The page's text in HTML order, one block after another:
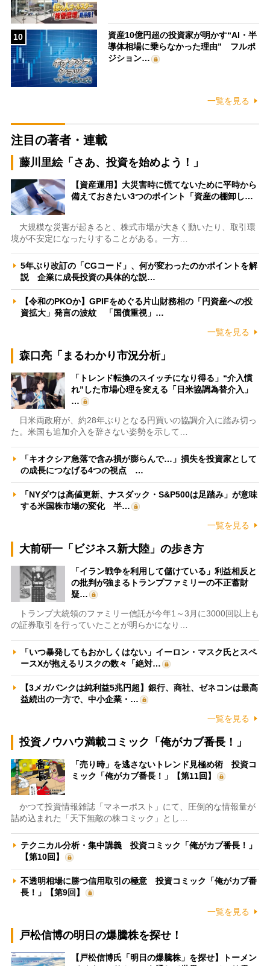
10
資産10億円超の投資家が明かす“AI・半
導体相場に乗らなかった理由” フルポ
ジション…
一覧を見る
注目の著者・連載
藤川里絵「さあ、投資を始めよう！」
【資産運用】大災害時に慌てないために平時から
備えておきたい3つのポイント「資産の棚卸し…
大規模な災害が起きると、株式市場が大きく動いたり、取引環
境が不安定になったりすることがある。一方…
5年ぶり改訂の「CGコード」、何が変わったのかポイントを解
説 企業に成長投資の具体的な説…
【令和のPKOか】GPIFをめぐる片山財務相の「円資産への投
資拡大」発言の波紋 「国債重視」…
一覧を見る
森口亮「まるわかり市況分析」
「トレンド転換のスイッチになり得る」“介入慣
れ”した市場心理を変える「日米協調為替介入」
…
日米両政府が、約28年ぶりとなる円買いの協調介入に踏み切っ
た。米国も追加介入を辞さない姿勢を示して…
「キオクシア急落で含み損が膨らんで…」損失を投資家として
の成長につなげる4つの視点 …
「NYダウは高値更新、ナスダック・S&P500は足踏み」が意味
する米国株市場の変化 半…
一覧を見る
大前研一「ビジネス新大陸」の歩き方
「イラン戦争を利用して儲けている」利益相反と
の批判が強まるトランプファミリーの不正蓄財
疑…
トランプ大統領のファミリー信託が今年1～3月に3000回以上も
の証券取引を行っていたことが明らかになり…
「いつ暴発してもおかしくはない」イーロン・マスク氏とスペ
ースXが抱えるリスクの数々「絶対…
【3メガバンクは純利益5兆円超】銀行、商社、ゼネコンは最高
益続出の一方で、中小企業・…
一覧を見る
投資ノウハウ満載コミック「俺がカブ番長！」
「売り時」を逃さないトレンド見極め術 投資コ
ミック「俺がカブ番長！」【第11回】
かつて投資情報雑誌「マネーポスト」にて、圧倒的な情報量が
詰め込まれた「天下無敵の株コミック」とし…
テクニカル分析・集中講義 投資コミック「俺がカブ番長！」
【第10回】
不透明相場に勝つ信用取引の極意 投資コミック「俺がカブ番
長！」【第9回】
一覧を見る
戸松信博の明日の爆騰株を探せ！
【戸松信博氏「明日の爆騰株」を探せ】トーメン